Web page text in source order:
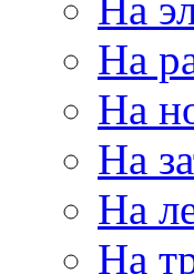
На
На
На
На
На